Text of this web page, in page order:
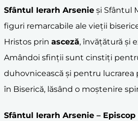
Sfântul Ierarh Arsenie și Sfântul
figuri remarcabile ale vieții
Hristos prin asceză, învățătură și
Amândoi sfinții sunt cinstiți
duhovnicească și pentru lucrarea
în Biserică, lăsând o moștenire
Sfântul Ierarh Arsenie –